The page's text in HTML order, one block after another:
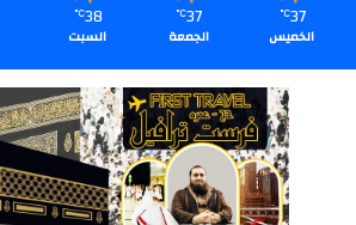
37
℃
الخميس
37
℃
الجمعة
38
℃
السبت